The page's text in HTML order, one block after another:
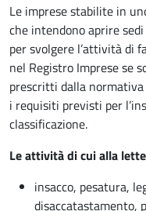
Le imprese stabilite in
che intendono aprire
per svolgere l’attività di
nel Registro Imprese se
prescritti dalla
i requisiti previsti per
classificazione.
Le attività di cui alla
insacco, pesatura,
disaccatastamento,